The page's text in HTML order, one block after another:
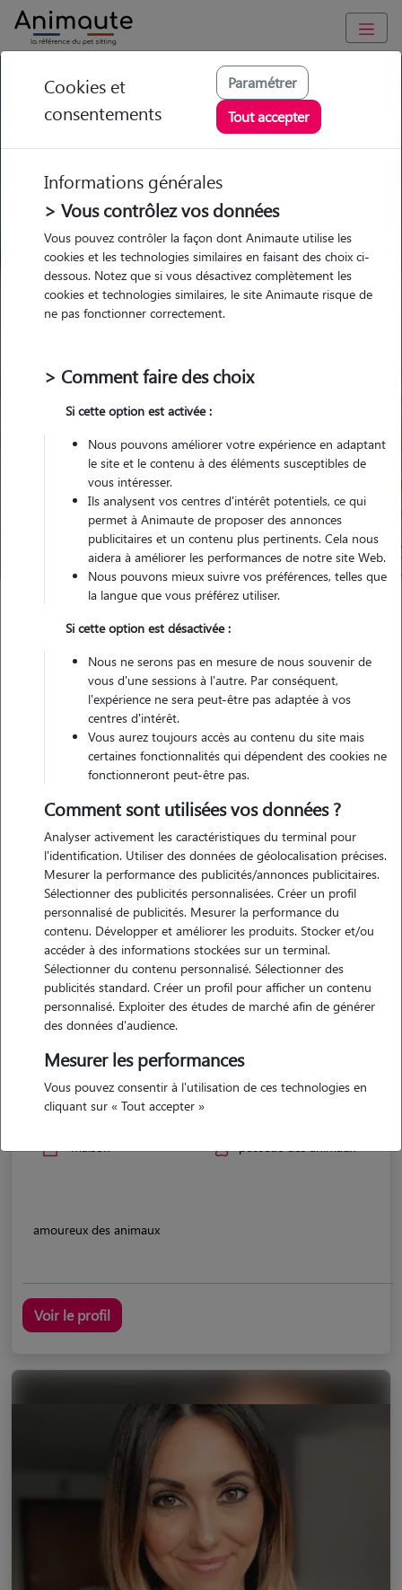
GARDE ANIMAUX à Amnéville : Garde chien et chat en famille
ou à domicile, visites et promenades
Trouvez une garde animaux à
Amnéville
Parmi nos 7 pet-sitters à Amnéville
Garde
chez le Pet Sitter
Garde
chez le Pet Sitter
Pour quel animal ?
Trouver mon Pet Sitter
Nos promeneurs et familles d'accueil
à Amnéville (57360)
Arnaud
AMNEVILLE 57360
amoureux des animaux
Voir le profil
Cookies et
consentements
Paramétrer
Tout accepter
Informations générales
> Vous contrôlez vos données
Vous pouvez contrôler la façon dont Animaute utilise les
cookies et les technologies similaires en faisant des choix ci-
dessous. Notez que si vous désactivez complètement les
cookies et technologies similaires, le site Animaute risque de
ne pas fonctionner correctement.
> Comment faire des choix
Si cette option est activée :
Nous pouvons améliorer votre expérience en adaptant
le site et le contenu à des éléments susceptibles de
vous intéresser.
Ils analysent vos centres d'intérêt potentiels, ce qui
permet à Animaute de proposer des annonces
publicitaires et un contenu plus pertinents. Cela nous
aidera à améliorer les performances de notre site Web.
Nous pouvons mieux suivre vos préférences, telles que
la langue que vous préférez utiliser.
Si cette option est désactivée :
Nous ne serons pas en mesure de nous souvenir de
vous d'une sessions à l'autre. Par conséquent,
l'expérience ne sera peut-être pas adaptée à vos
centres d'intérêt.
Vous aurez toujours accès au contenu du site mais
certaines fonctionnalités qui dépendent des cookies ne
fonctionneront peut-être pas.
Comment sont utilisées vos données ?
Analyser activement les caractéristiques du terminal pour
l'identification. Utiliser des données de géolocalisation précises.
Mesurer la performance des publicités/annonces publicitaires.
Sélectionner des publicités personnalisées. Créer un profil
personnalisé de publicités. Mesurer la performance du
contenu. Développer et améliorer les produits. Stocker et/ou
accéder à des informations stockées sur un terminal.
Sélectionner du contenu personnalisé. Sélectionner des
publicités standard. Créer un profil pour afficher un contenu
personnalisé. Exploiter des études de marché afin de générer
des données d'audience.
Mesurer les performances
Vous pouvez consentir à l'utilisation de ces technologies en
cliquant sur « Tout accepter »